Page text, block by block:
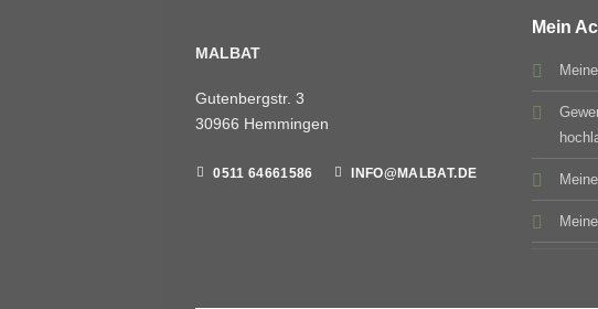
MALBAT
Gutenbergstr. 3
30966 Hemmingen
0511 64661586 INFO@MALBAT.DE
Mein